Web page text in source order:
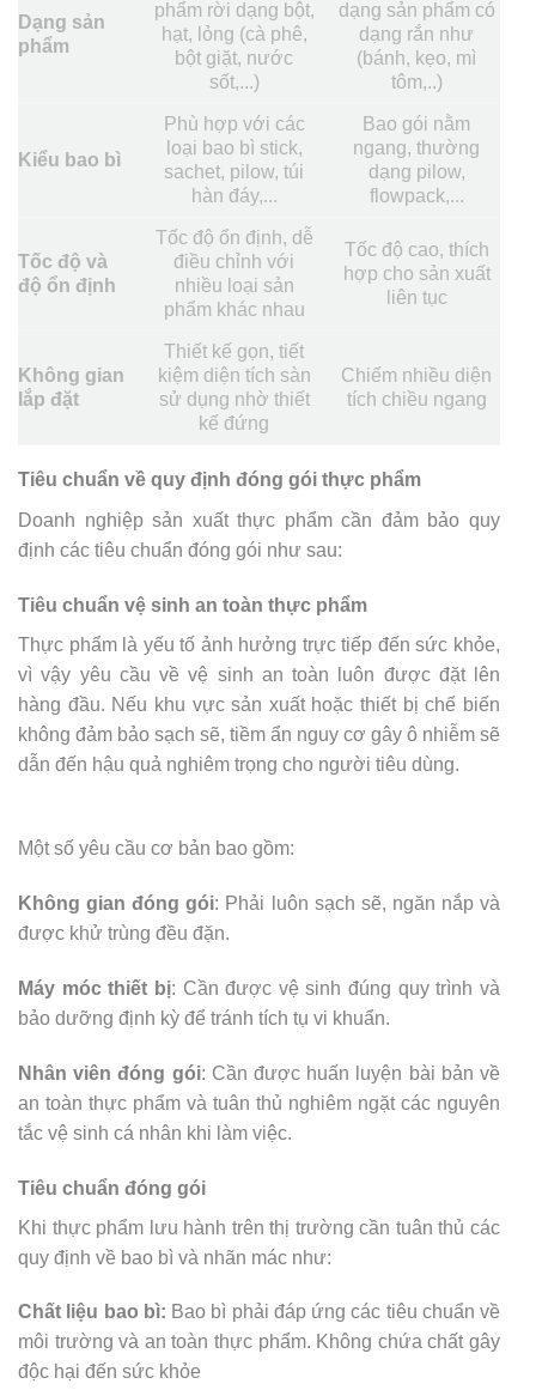
Dạng sản
phẩm
phẩm rời dạng bột,
hạt, lỏng (cà phê,
bột giặt, nước
sốt,...)
dạng sản phẩm có
dạng rắn như
(bánh, kẹo, mì
tôm,..)
Kiểu bao bì
Phù hợp với các
loại bao bì stick,
sachet, pilow, túi
hàn đáy,...
Bao gói nằm
ngang, thường
dạng pilow,
flowpack,...
Tốc độ và
độ ổn định
Tốc độ ổn định, dễ
điều chỉnh với
nhiều loại sản
phẩm khác nhau
Tốc độ cao, thích
hợp cho sản xuất
liên tục
Không gian
lắp đặt
Thiết kế gọn, tiết
kiệm diện tích sàn
sử dụng nhờ thiết
kế đứng
Chiếm nhiều diện
tích chiều ngang
Tiêu chuẩn về quy định đóng gói thực phẩm
Doanh nghiệp sản xuất thực phẩm cần đảm bảo quy
định các tiêu chuẩn đóng gói như sau:
Tiêu chuẩn vệ sinh an toàn thực phẩm
Thực phẩm là yếu tố ảnh hưởng trực tiếp đến sức khỏe,
vì vậy yêu cầu về vệ sinh an toàn luôn được đặt lên
hàng đầu. Nếu khu vực sản xuất hoặc thiết bị chế biến
không đảm bảo sạch sẽ, tiềm ẩn nguy cơ gây ô nhiễm sẽ
dẫn đến hậu quả nghiêm trọng cho người tiêu dùng.
Một số yêu cầu cơ bản bao gồm:
Không gian đóng gói: Phải luôn sạch sẽ, ngăn nắp và
được khử trùng đều đặn.
Máy móc thiết bị: Cần được vệ sinh đúng quy trình và
bảo dưỡng định kỳ để tránh tích tụ vi khuẩn.
Nhân viên đóng gói: Cần được huấn luyện bài bản về
an toàn thực phẩm và tuân thủ nghiêm ngặt các nguyên
tắc vệ sinh cá nhân khi làm việc.
Tiêu chuẩn đóng gói
Khi thực phẩm lưu hành trên thị trường cần tuân thủ các
quy định về bao bì và nhãn mác như:
Chất liệu bao bì: Bao bì phải đáp ứng các tiêu chuẩn về
môi trường và an toàn thực phẩm. Không chứa chất gây
độc hại đến sức khỏe